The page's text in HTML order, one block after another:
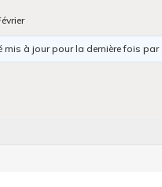
mis à jour pour la dernière fois par